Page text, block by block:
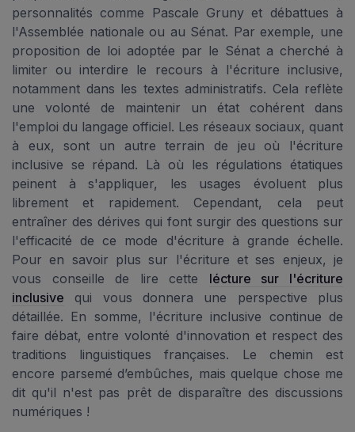
personnalités comme Pascale Gruny et débattues à
l'Assemblée nationale ou au Sénat. Par exemple, une
proposition de loi adoptée par le Sénat a cherché à
limiter ou interdire le recours à l'écriture inclusive,
notamment dans les textes administratifs. Cela reflète
une volonté de maintenir un état cohérent dans
l'emploi du langage officiel. Les réseaux sociaux, quant
à eux, sont un autre terrain de jeu où l'écriture
inclusive se répand. Là où les régulations étatiques
peinent à s'appliquer, les usages évoluent plus
librement et rapidement. Cependant, cela peut
entraîner des dérives qui font surgir des questions sur
l'efficacité de ce mode d'écriture à grande échelle.
Pour en savoir plus sur l'écriture et ses enjeux, je
vous conseille de lire cette lécture sur l'écriture
inclusive qui vous donnera une perspective plus
détaillée. En somme, l'écriture inclusive continue de
faire débat, entre volonté d'innovation et respect des
traditions linguistiques françaises. Le chemin est
encore parsemé d’embûches, mais quelque chose me
dit qu'il n'est pas prêt de disparaître des discussions
numériques !